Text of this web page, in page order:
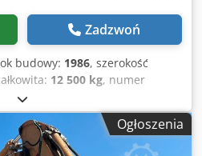
Zadzwoń
budowy: 1986, szerokość
12 500 kg, numer
, CASE IH 1660 axial flow
: Case IH Model : 1660 Rok :
h Szerokość przekroju : 5,00 m
słomy ,rozrzutnik słomy
Ogłoszenia